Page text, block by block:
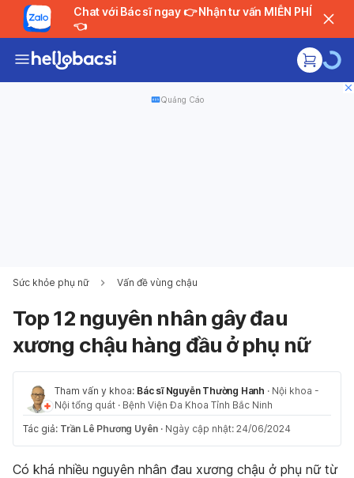
Chat với Bác sĩ ngay 👉 Nhận tư vấn MIỄN PHÍ
👈
Quảng Cáo
Sức khỏe phụ nữ Vấn đề vùng chậu
Top 12 nguyên nhân gây đau
xương chậu hàng đầu ở phụ nữ
Tham vấn y khoa: Bác sĩ Nguyễn Thường Hanh · Nội khoa -
Nội tổng quát · Bệnh Viện Đa Khoa Tỉnh Bắc Ninh
Tác giả: Trần Lê Phương Uyên · Ngày cập nhật: 24/06/2024
Có khá nhiều nguyên nhân đau xương chậu ở phụ nữ từ